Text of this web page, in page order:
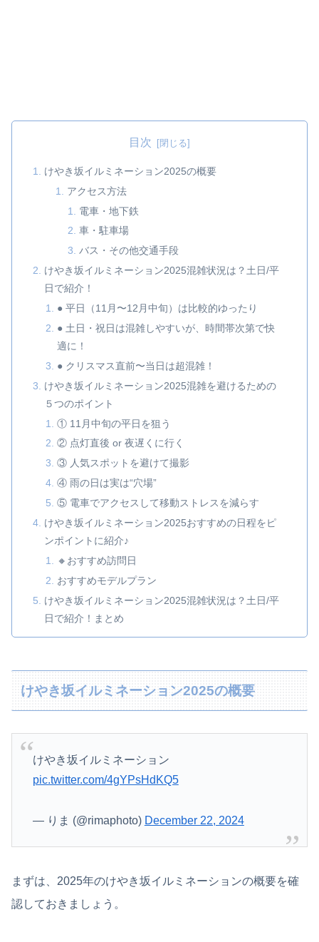
目次
けやき坂イルミネーション2025の概要
アクセス方法
電車・地下鉄
車・駐車場
バス・その他交通手段
けやき坂イルミネーション2025混雑状況は？土日/平
日で紹介！
● 平日（11月〜12月中旬）は比較的ゆったり
● 土日・祝日は混雑しやすいが、時間帯次第で快
適に！
● クリスマス直前〜当日は超混雑！
けやき坂イルミネーション2025混雑を避けるための
５つのポイント
① 11月中旬の平日を狙う
② 点灯直後 or 夜遅くに行く
③ 人気スポットを避けて撮影
④ 雨の日は実は“穴場”
⑤ 電車でアクセスして移動ストレスを減らす
けやき坂イルミネーション2025おすすめの日程をピ
ンポイントに紹介♪
🔸おすすめ訪問日
おすすめモデルプラン
けやき坂イルミネーション2025混雑状況は？土日/平
日で紹介！まとめ
けやき坂イルミネーション2025の概要
けやき坂イルミネーション
pic.twitter.com/4gYPsHdKQ5
— りま (@rimaphoto) December 22, 2024
まずは、2025年のけやき坂イルミネーションの概要を確
認しておきましょう。